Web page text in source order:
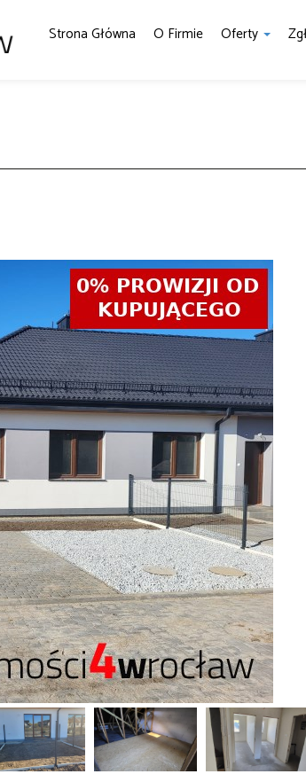
Strona Główna O Firmie Oferty